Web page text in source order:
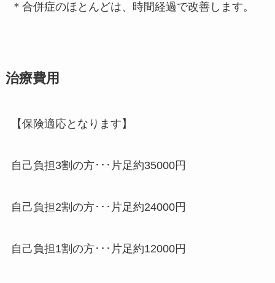
＊合併症のほとんどは、時間経過で改善します。
治療費用
【保険適応となります】
自己負担3割の方･･･片足約35000円
自己負担2割の方･･･片足約24000円
自己負担1割の方･･･片足約12000円